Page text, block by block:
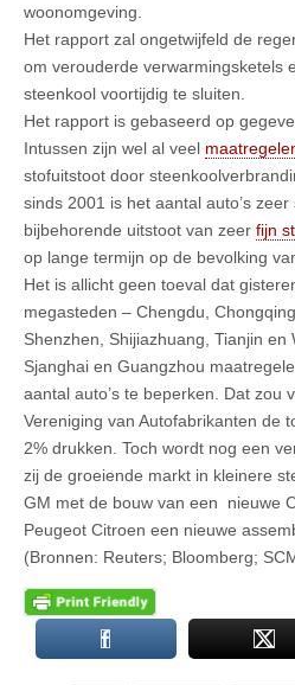
woonomgeving.
Het rapport zal ongetwijfeld de
om verouderde verwarmingsketels
steenkool voortijdig te sluiten.
Het rapport is gebaseerd op
Intussen zijn wel al veel
stofuitstoot door
sinds 2001 is het aantal auto’s
bijbehorende uitstoot van zeer fijn
op lange termijn op de bevolking
Het is allicht geen toeval dat
megasteden – Chengdu,
Shenzhen, Shijiazhuang, Tianjin en
Sjanghai en Guangzhou
aantal auto’s te beperken. Dat zou
Vereniging van Autofabrikanten de
2% drukken. Toch wordt nog een
zij de groeiende markt in kleinere
GM met de bouw van een nieuwe
Peugeot Citroen een nieuwe
(Bronnen: Reuters; Bloomberg;